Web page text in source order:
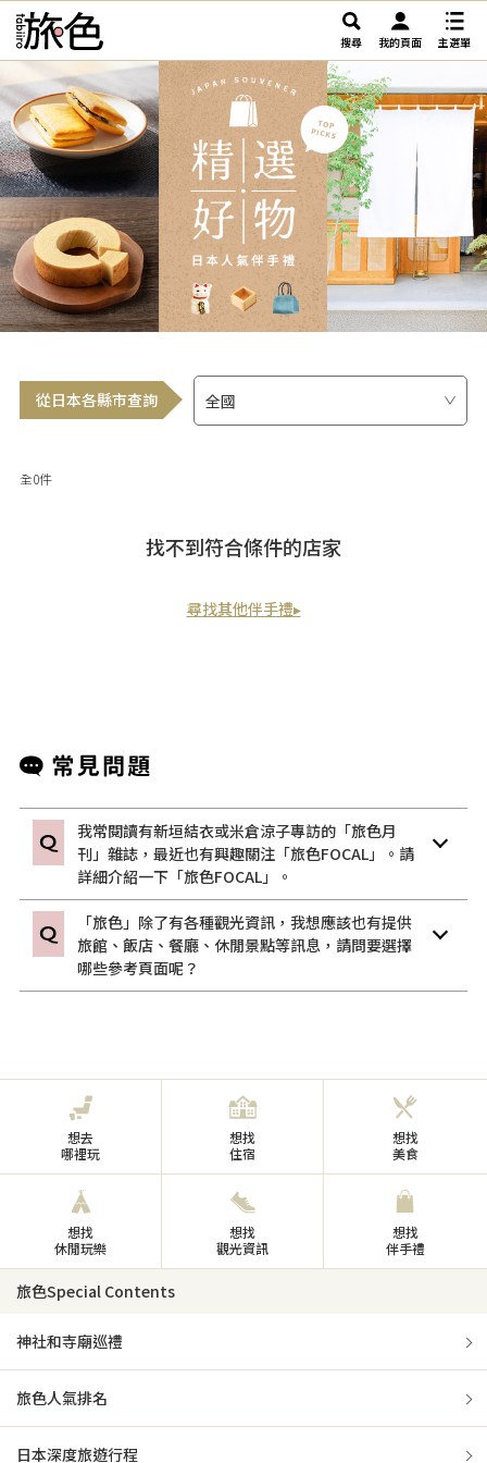
搜尋 我的頁面 主選單
從日本各縣市查詢
全0件
找不到符合條件的店家
尋找其他伴手禮▸
我常閱讀有新垣結衣或米倉涼子專訪的「旅色月
刊」雜誌，最近也有興趣關注「旅色FOCAL」。請
詳細介紹一下「旅色FOCAL」。
「旅色」除了有各種觀光資訊，我想應該也有提供
旅館、飯店、餐廳、休閒景點等訊息，請問要選擇
哪些參考頁面呢？
想去
哪裡玩
想找
住宿
想找
美食
想找
休閒玩樂
想找
觀光資訊
想找
伴手禮
旅色Special Contents
神社和寺廟巡禮
旅色人氣排名
日本深度旅遊行程